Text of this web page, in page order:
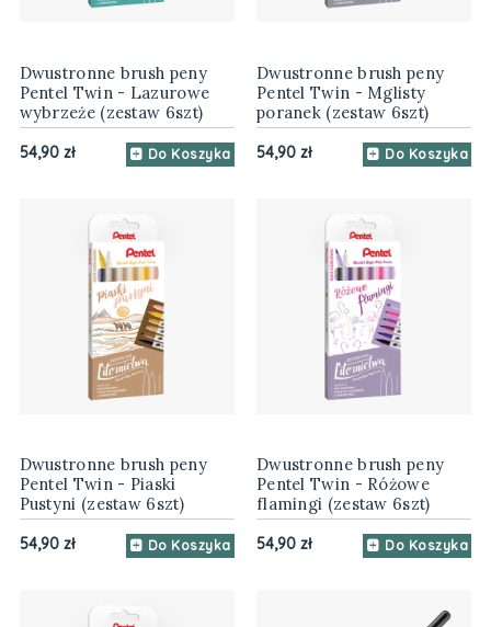
Dwustronne brush peny
Pentel Twin - Lazurowe
wybrzeże (zestaw 6szt)
54,90 zł Do Koszyka
Dwustronne brush peny
Pentel Twin - Mglisty
poranek (zestaw 6szt)
54,90 zł Do Koszyka
Dwustronne brush peny
Pentel Twin - Piaski
Pustyni (zestaw 6szt)
54,90 zł Do Koszyka
Dwustronne brush peny
Pentel Twin - Różowe
flamingi (zestaw 6szt)
54,90 zł Do Koszyka